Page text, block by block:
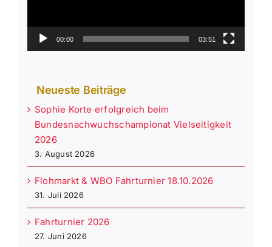
00:00 03:51
Neueste Beiträge
Sophie Korte erfolgreich beim
Bundesnachwuchschampionat Vielseitigkeit
2026
3. August 2026
Flohmarkt & WBO Fahrturnier 18.10.2026
31. Juli 2026
Fahrturnier 2026
27. Juni 2026